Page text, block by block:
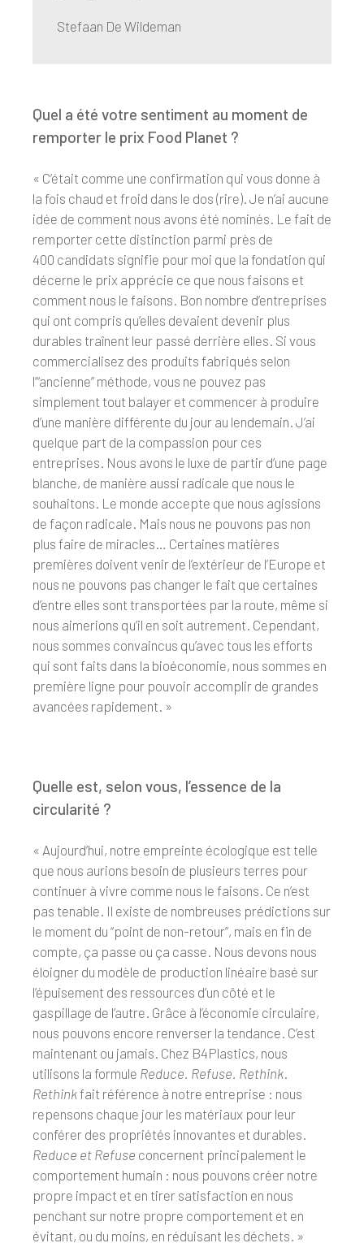
Stefaan De Wildeman
Quel a été votre sentiment au moment de
remporter le prix Food Planet ?
« C’était comme une confirmation qui vous donne à
la fois chaud et froid dans le dos (rire). Je n’ai aucune
idée de comment nous avons été nominés. Le fait de
remporter cette distinction parmi près de
400 candidats signifie pour moi que la fondation qui
décerne le prix apprécie ce que nous faisons et
comment nous le faisons. Bon nombre d’entreprises
qui ont compris qu’elles devaient devenir plus
durables traînent leur passé derrière elles. Si vous
commercialisez des produits fabriqués selon
l’“ancienne” méthode, vous ne pouvez pas
simplement tout balayer et commencer à produire
d’une manière différente du jour au lendemain. J’ai
quelque part de la compassion pour ces
entreprises. Nous avons le luxe de partir d’une page
blanche, de manière aussi radicale que nous le
souhaitons. Le monde accepte que nous agissions
de façon radicale. Mais nous ne pouvons pas non
plus faire de miracles… Certaines matières
premières doivent venir de l’extérieur de l’Europe et
nous ne pouvons pas changer le fait que certaines
d’entre elles sont transportées par la route, même si
nous aimerions qu’il en soit autrement. Cependant,
nous sommes convaincus qu’avec tous les efforts
qui sont faits dans la bioéconomie, nous sommes en
première ligne pour pouvoir accomplir de grandes
avancées rapidement. »
Quelle est, selon vous, l’essence de la
circularité ?
« Aujourd’hui, notre empreinte écologique est telle
que nous aurions besoin de plusieurs terres pour
continuer à vivre comme nous le faisons. Ce n’est
pas tenable. Il existe de nombreuses prédictions sur
le moment du “point de non-retour”, mais en fin de
compte, ça passe ou ça casse. Nous devons nous
éloigner du modèle de production linéaire basé sur
l’épuisement des ressources d’un côté et le
gaspillage de l’autre. Grâce à l’économie circulaire,
nous pouvons encore renverser la tendance. C’est
maintenant ou jamais. Chez B4Plastics, nous
utilisons la formule Reduce. Refuse. Rethink.
Rethinkfait référence à notre entreprise : nous
repensons chaque jour les matériaux pour leur
conférer des propriétés innovantes et durables.
Reduce et Refuse concernent principalement le
comportement humain : nous pouvons créer notre
propre impact et en tirer satisfaction en nous
penchant sur notre propre comportement et en
évitant, ou du moins, en réduisant les déchets. »